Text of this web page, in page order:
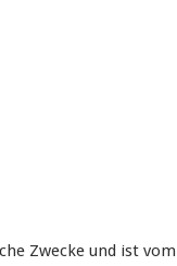
Zwecke und ist vom